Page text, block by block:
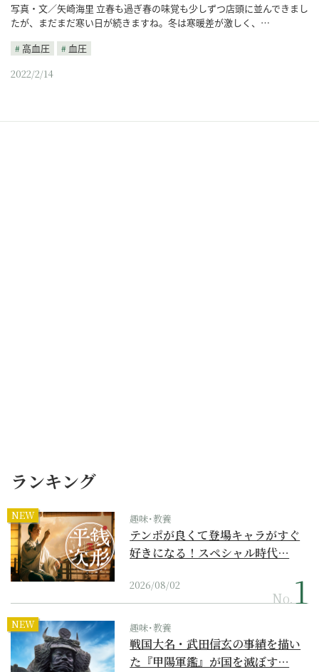
写真・文／矢崎海里 立春も過ぎ春の味覚も少しずつ店頭に並んできまし
たが、まだまだ寒い日が続きますね。冬は寒暖差が激しく、…
高血圧
血圧
2022/2/14
ランキング
NEW 趣味･教養
テンポが良くて登場キャラがすぐ
好きになる！スペシャル時代…
2026/08/02
No.
NEW 趣味･教養
戦国大名・武田信玄の事績を描い
た『甲陽軍鑑』が国を滅ぼす…